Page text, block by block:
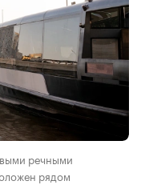
речными
рядом